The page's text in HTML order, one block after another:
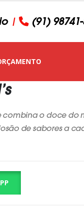
| (91)
combina o doce do
de sabores a